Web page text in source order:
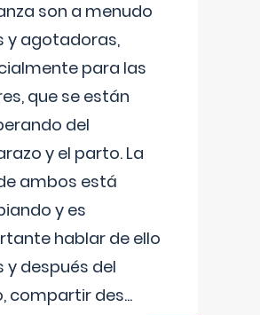
son a menudo
y agotadoras,
para las
que se están
del
y el parto. La
ambos está
y es
hablar de ello
y después del
compartir des...